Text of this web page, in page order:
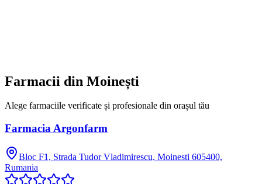
Farmacii din Moinești
Alege farmaciile verificate și profesionale din orașul tău
Farmacia Argonfarm
Bloc F1, Strada Tudor Vladimirescu, Moinesti 605400,
Rumania